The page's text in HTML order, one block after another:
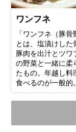
ワンフネ
「ワンフネ（豚骨
とは、塩漬けした
豚肉を出汁とツワ
の野菜と一緒に柔
たもの。年越し料
食べるのが一般的。